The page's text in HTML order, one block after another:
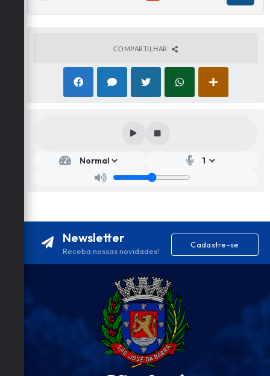
COMPARTILHAR
Newsletter
Receba nossas novidades!
Cadastre-se